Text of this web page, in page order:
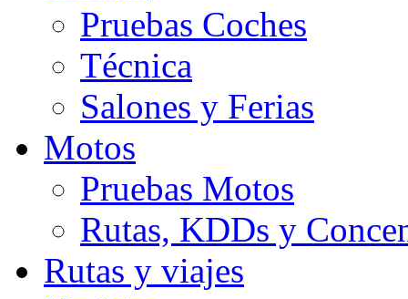
Pruebas Coches
Técnica
Salones y Ferias
Motos
Pruebas Motos
Rutas, KDDs y
Rutas y viajes